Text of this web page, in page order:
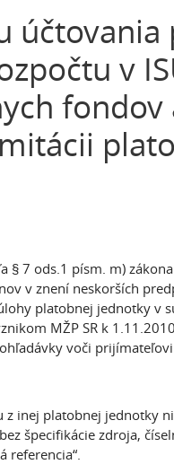
v
fondov
7 ods.1 písm. m)
v znení neskorších
platobnej jednotky v
MŽP SR k
voči
inej platobnej jednotky
špecifikácie zdroja,
referencia“.